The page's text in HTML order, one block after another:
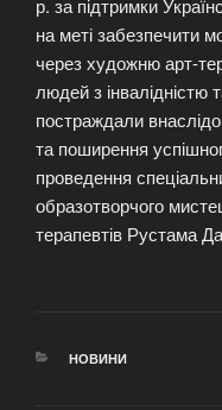
р. за підтримки
на меті забезпечити
через художню арт-
людей з інвалідністю
постраждали
та поширення
проведення
образотворчого
терапевтів Рустама
КАТЕГОРІЇ
НОВИНИ